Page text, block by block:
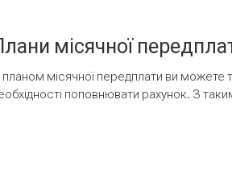
місячної
планом місячної передплати ви
поповнювати рахунок. З